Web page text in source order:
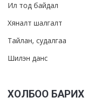
Ил тод байдал
Хяналт шалгалт
Тайлан, судалгаа
Шилэн данс
ХОЛБОО БАРИХ